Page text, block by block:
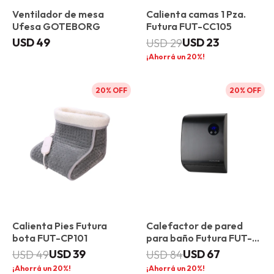
Ventilador de mesa
Ufesa GOTEBORG
USD49
Calienta camas 1 Pza.
Futura FUT-CC105
USD23
USD29
20
20
Calienta Pies Futura
bota FUT-CP101
USD39
USD49
20
20
Calefactor de pared
para baño Futura FUT-
CP200 USD67
USD84
20